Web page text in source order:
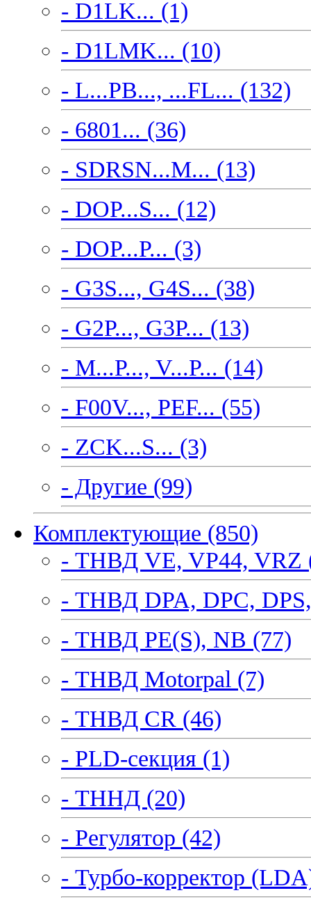
- D1LK... (1)
- D1LMK... (10)
- L...PB..., ...FL... (132)
- 6801... (36)
- SDRSN...M... (13)
- DOP...S... (12)
- DOP...P... (3)
- G3S..., G4S... (38)
- G2P..., G3P... (13)
- M...P..., V...P... (14)
- F00V..., PEF... (55)
- ZCK...S... (3)
- Другие (99)
Комплектующие (850)
- ТНВД VE, VP44, VRZ
- ТНВД DPA, DPC,
- ТНВД PE(S), NB (77)
- ТНВД Motorpal (7)
- ТНВД CR (46)
- PLD-секция (1)
- ТННД (20)
- Регулятор (42)
- Турбо-корректор